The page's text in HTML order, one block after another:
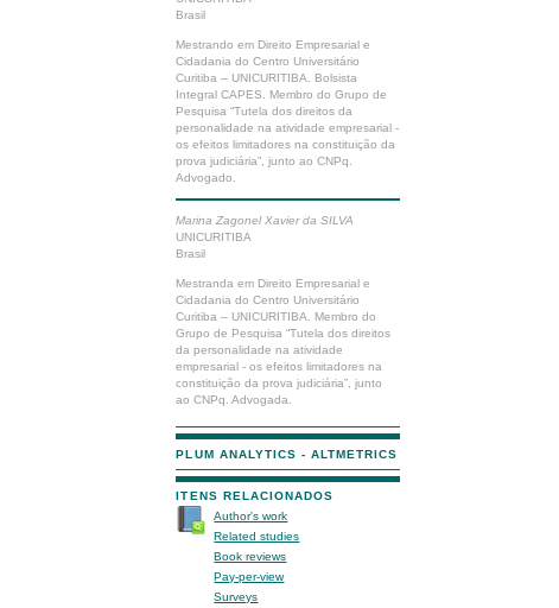
Brasil
Mestrando em Direito Empresarial e
Cidadania do Centro Universitário
Curitiba – UNICURITIBA. Bolsista
Integral CAPES. Membro do Grupo de
Pesquisa “Tutela dos direitos da
personalidade na atividade empresarial -
os efeitos limitadores na constituição da
prova judiciária”, junto ao CNPq.
Advogado.
Marina Zagonel Xavier da SILVA
UNICURITIBA
Brasil
Mestranda em Direito Empresarial e
Cidadania do Centro Universitário
Curitiba – UNICURITIBA. Membro do
Grupo de Pesquisa “Tutela dos direitos
da personalidade na atividade
empresarial - os efeitos limitadores na
constituição da prova judiciária”, junto
ao CNPq. Advogada.
PLUM ANALYTICS - ALTMETRICS
ITENS RELACIONADOS
Author's work
Related studies
Book reviews
Pay-per-view
Surveys